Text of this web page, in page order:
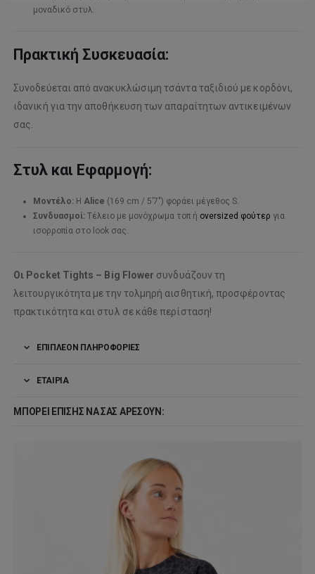
μοναδικό στυλ.
Πρακτική Συσκευασία:
Συνοδεύεται από ανακυκλώσιμη τσάντα ταξιδιού με κορδόνι,
ιδανική για την αποθήκευση των απαραίτητων αντικειμένων
σας.
Στυλ και Εφαρμογή:
Μοντέλο:Η Alice (169 cm / 5’7″) φοράει μέγεθος S.
Συνδυασμοί:Τέλειο με μονόχρωμα τοπ ή oversized φούτερ για
ισορροπία στο look σας.
Οι Pocket Tights – Big Flower συνδυάζουν τη
λειτουργικότητα με την τολμηρή αισθητική, προσφέροντας
πρακτικότητα και στυλ σε κάθε περίσταση!
ΕΠΙΠΛΈΟΝ ΠΛΗΡΟΦΟΡΊΕΣ
ΕΤΑΙΡΊΑ
ΜΠΟΡΕΊ ΕΠΊΣΗΣ ΝΑ ΣΑΣ ΑΡΈΣΟΥΝ: